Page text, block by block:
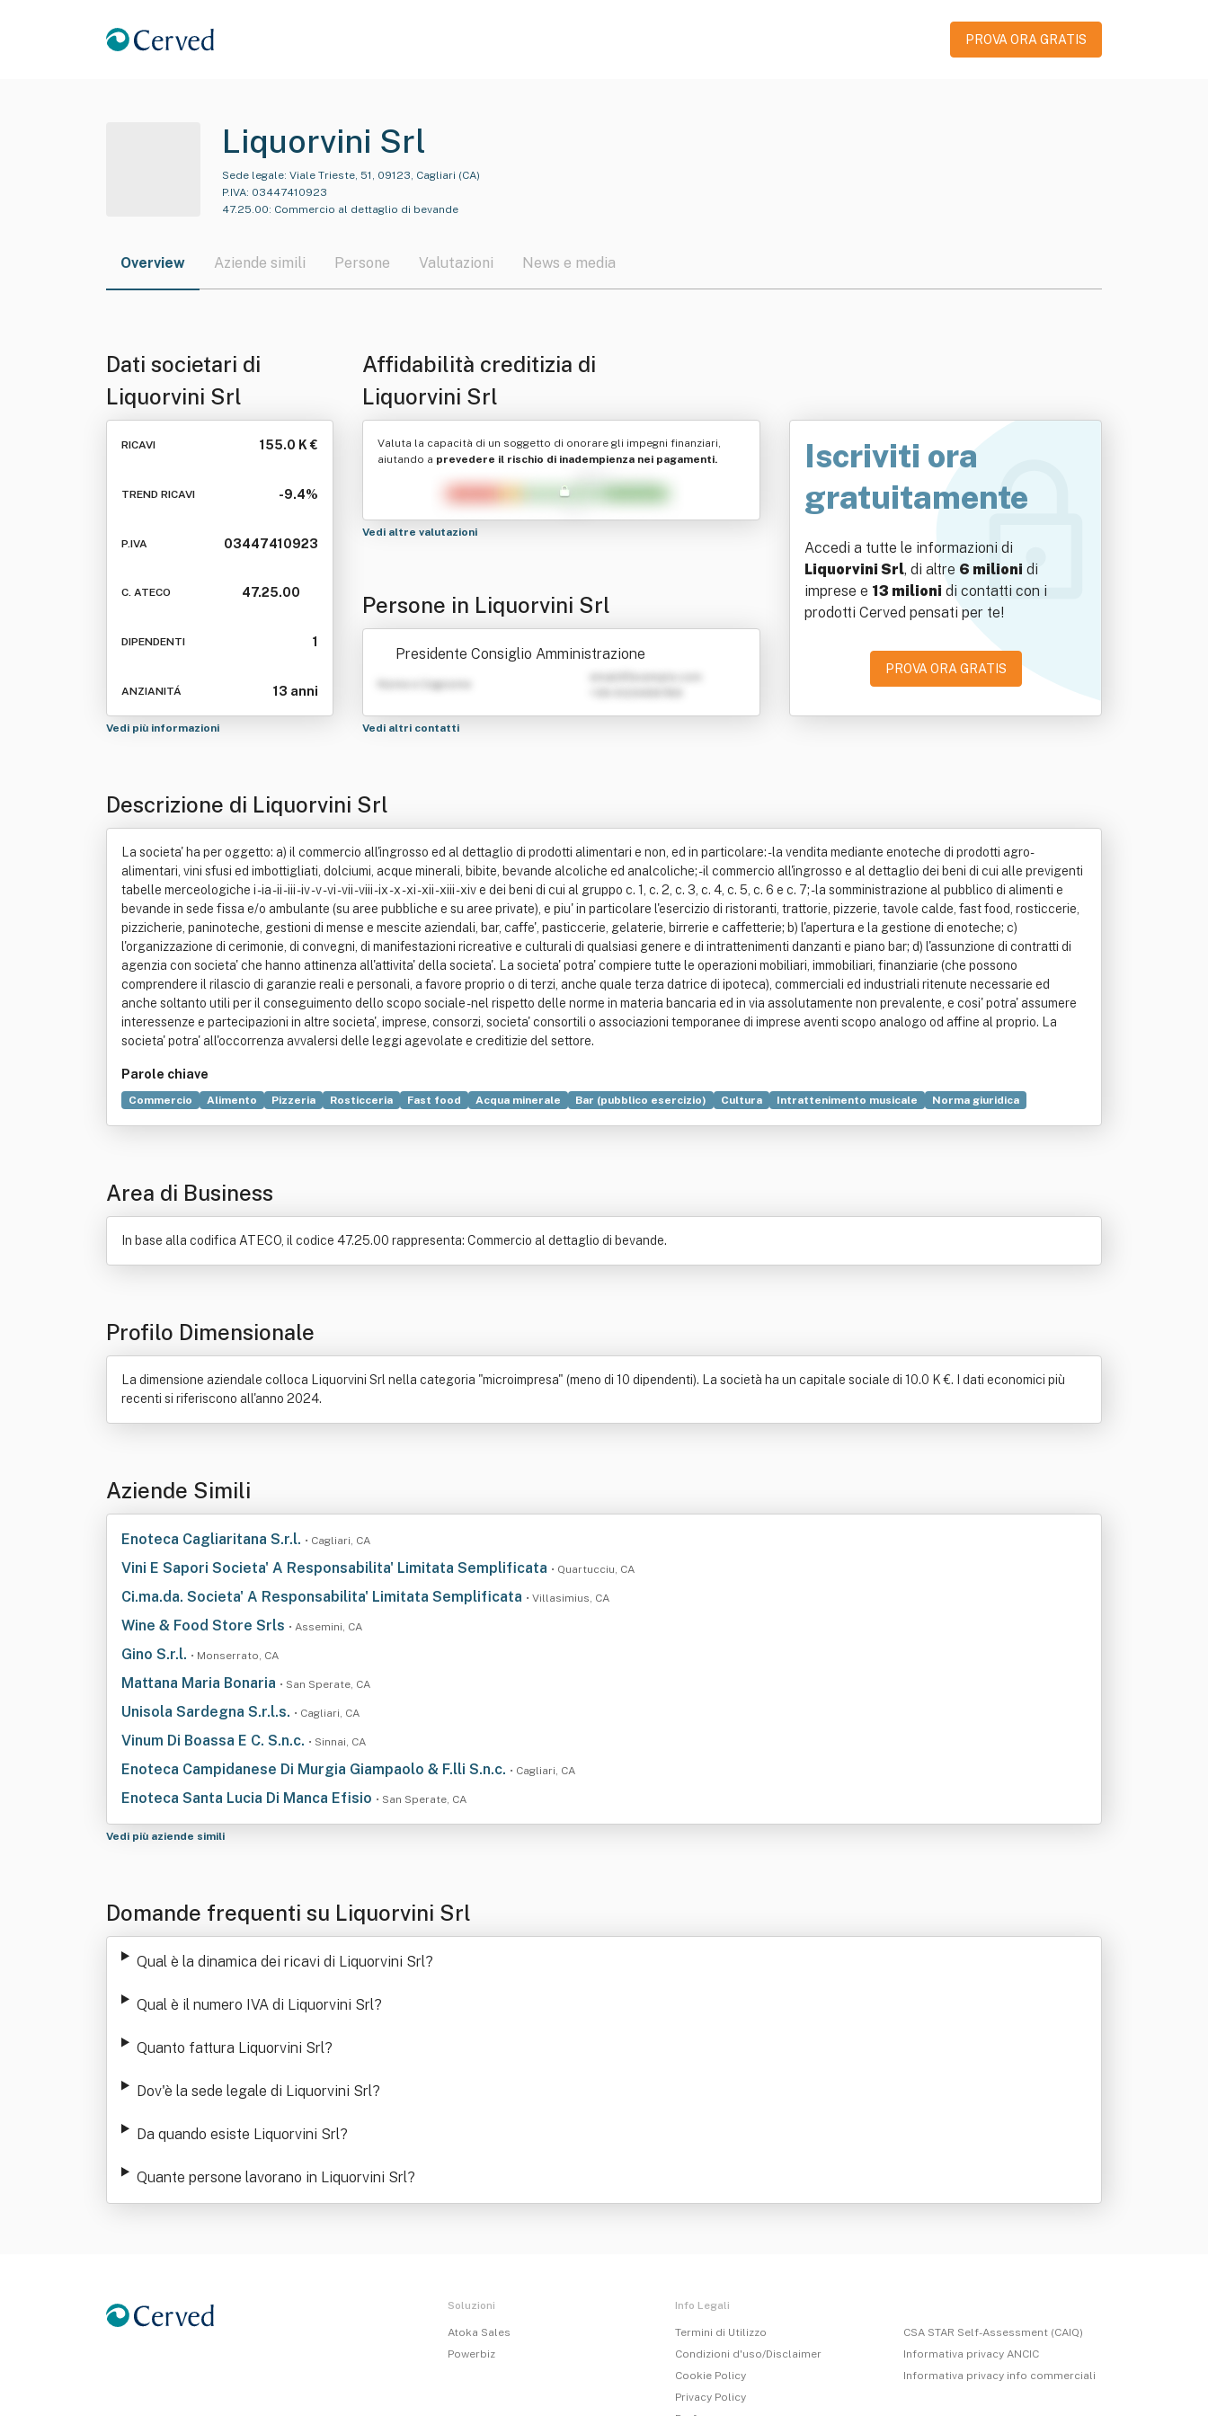
PROVA ORA GRATIS
Liquorvini Srl
Sede legale: Viale Trieste, 51, 09123, Cagliari (CA)
P.IVA: 03447410923
47.25.00: Commercio al dettaglio di bevande
Overview Aziende simili Persone Valutazioni News e media
Dati societari di
Liquorvini Srl
RICAVI 155.0 K €
TREND RICAVI -9.4%
P.IVA 03447410923
C. ATECO 47.25.00
DIPENDENTI 1
ANZIANITÁ 13 anni
Vedi più informazioni
Affidabilità creditizia di
Liquorvini Srl
Valuta la capacità di un soggetto di onorare gli impegni finanziari,
aiutando a prevedere il rischio di inadempienza nei pagamenti.
Vedi altre valutazioni
Persone in Liquorvini Srl
Presidente Consiglio Amministrazione
Nome e Cognome
Vedi altri contatti
Iscriviti ora
gratuitamente
Accedi a tutte le informazioni di
Liquorvini Srl, di altre 6 milioni di
imprese e 13 milioni di contatti con i
prodotti Cerved pensati per te!
PROVA ORA GRATIS
Descrizione di Liquorvini Srl
La societa' ha per oggetto: a) il commercio all'ingrosso ed al dettaglio di prodotti alimentari e non, ed in particolare: - la vendita mediante enoteche di prodotti agro-
alimentari, vini sfusi ed imbottigliati, dolciumi, acque minerali, bibite, bevande alcoliche ed analcoliche; - il commercio all'ingrosso e al dettaglio dei beni di cui alle previgenti
tabelle merceologiche i - ia - ii - iii - iv - v - vi - vii - viii - ix - x - xi - xii - xiii - xiv e dei beni di cui al gruppo c. 1, c. 2, c. 3, c. 4, c. 5, c. 6 e c. 7; - la somministrazione al pubblico di alimenti e
bevande in sede fissa e/o ambulante (su aree pubbliche e su aree private), e piu' in particolare l'esercizio di ristoranti, trattorie, pizzerie, tavole calde, fast food, rosticcerie,
pizzicherie, paninoteche, gestioni di mense e mescite aziendali, bar, caffe', pasticcerie, gelaterie, birrerie e caffetterie; b) l'apertura e la gestione di enoteche; c)
l'organizzazione di cerimonie, di convegni, di manifestazioni ricreative e culturali di qualsiasi genere e di intrattenimenti danzanti e piano bar; d) l'assunzione di contratti di
agenzia con societa' che hanno attinenza all'attivita' della societa'. La societa' potra' compiere tutte le operazioni mobiliari, immobiliari, finanziarie (che possono
comprendere il rilascio di garanzie reali e personali, a favore proprio o di terzi, anche quale terza datrice di ipoteca), commerciali ed industriali ritenute necessarie ed
anche soltanto utili per il conseguimento dello scopo sociale - nel rispetto delle norme in materia bancaria ed in via assolutamente non prevalente, e cosi' potra' assumere
interessenze e partecipazioni in altre societa', imprese, consorzi, societa' consortili o associazioni temporanee di imprese aventi scopo analogo od affine al proprio. La
societa' potra' all'occorrenza avvalersi delle leggi agevolate e creditizie del settore.
Parole chiave
Commercio Alimento Pizzeria Rosticceria Fast food Acqua minerale Bar (pubblico esercizio) Cultura Intrattenimento musicale
Norma giuridica
Area di Business
In base alla codifica ATECO, il codice 47.25.00 rappresenta: Commercio al dettaglio di bevande.
Profilo Dimensionale
La dimensione aziendale colloca Liquorvini Srl nella categoria "microimpresa" (meno di 10 dipendenti). La società ha un capitale sociale di 10.0 K €. I dati economici più
recenti si riferiscono all'anno 2024.
Aziende Simili
Enoteca Cagliaritana S.r.l. • Cagliari, CA
Vini E Sapori Societa' A Responsabilita' Limitata Semplificata • Quartucciu, CA
Ci.ma.da. Societa' A Responsabilita' Limitata Semplificata • Villasimius, CA
Wine & Food Store Srls • Assemini, CA
Gino S.r.l. • Monserrato, CA
Mattana Maria Bonaria • San Sperate, CA
Unisola Sardegna S.r.l.s. • Cagliari, CA
Vinum Di Boassa E C. S.n.c. • Sinnai, CA
Enoteca Campidanese Di Murgia Giampaolo & F.lli S.n.c. • Cagliari, CA
Enoteca Santa Lucia Di Manca Efisio • San Sperate, CA
Vedi più aziende simili
Domande frequenti su Liquorvini Srl
Qual è la dinamica dei ricavi di Liquorvini Srl?
Qual è il numero IVA di Liquorvini Srl?
Quanto fattura Liquorvini Srl?
Dov'è la sede legale di Liquorvini Srl?
Da quando esiste Liquorvini Srl?
Quante persone lavorano in Liquorvini Srl?
Soluzioni
Atoka Sales
Powerbiz
Info Legali
Termini di Utilizzo
Condizioni d'uso/Disclaimer
Cookie Policy
Privacy Policy
CSA STAR Self-Assessment (CAIQ)
Informativa privacy ANCIC
Informativa privacy info commerciali